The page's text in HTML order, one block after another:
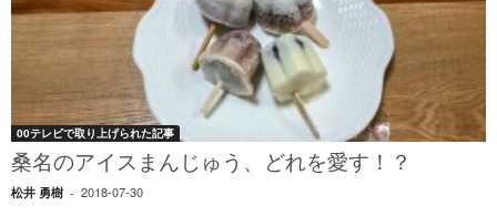
00テレビで取り上げられた記事
桑名のアイスまんじゅう、どれを愛す！？
松井 勇樹 - 2018-07-30